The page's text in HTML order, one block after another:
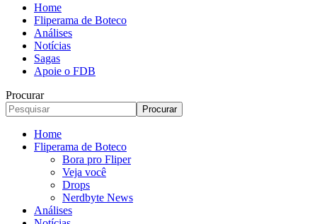
Home
Fliperama de Boteco
Análises
Notícias
Sagas
Apoie o FDB
Procurar
Home
Fliperama de Boteco
Bora pro Fliper
Veja você
Drops
Nerdbyte News
Análises